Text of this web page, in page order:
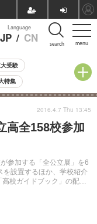
menu
Language
JP / CN search
受験
特集
小学校受験
気記事高全158校参加
参加する「全公立展」を6
を設置するほか、学校紹介
校ガイドブック」の配布
2016.4.7 Thu 13:45